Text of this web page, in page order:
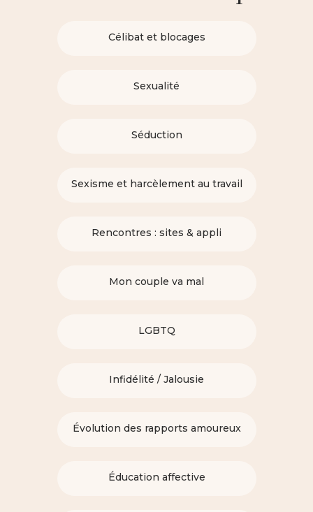
Célibat et blocages
Sexualité
Séduction
Sexisme et harcèlement au travail
Rencontres : sites & appli
Mon couple va mal
LGBTQ
Infidélité / Jalousie
Évolution des rapports amoureux
Éducation affective